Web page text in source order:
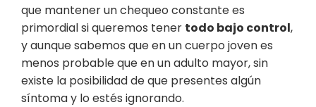
que mantener un chequeo constante es
primordial si queremos tener todo bajo control,
y aunque sabemos que en un cuerpo joven es
menos probable que en un adulto mayor, sin
existe la posibilidad de que presentes algún
síntoma y lo estés ignorando.